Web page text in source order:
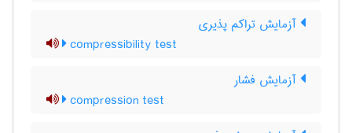
آزمایش تراکم پذیری
compressibility test
آزمایش فشار
compression test